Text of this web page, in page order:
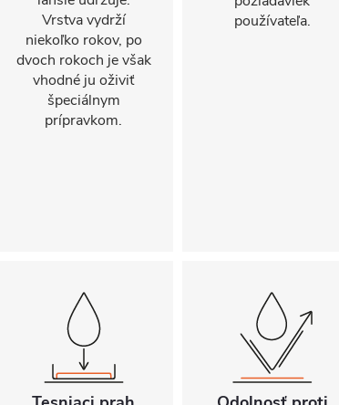
Vrstva vydrží
niekoľko rokov, po
dvoch rokoch je však
vhodné ju oživiť
špeciálnym
prípravkom.
používateľa.